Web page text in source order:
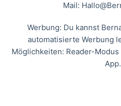
Mail:
Werbung: Du kannst
automatisierte Werbung
Möglichkeiten: Reader-
App.